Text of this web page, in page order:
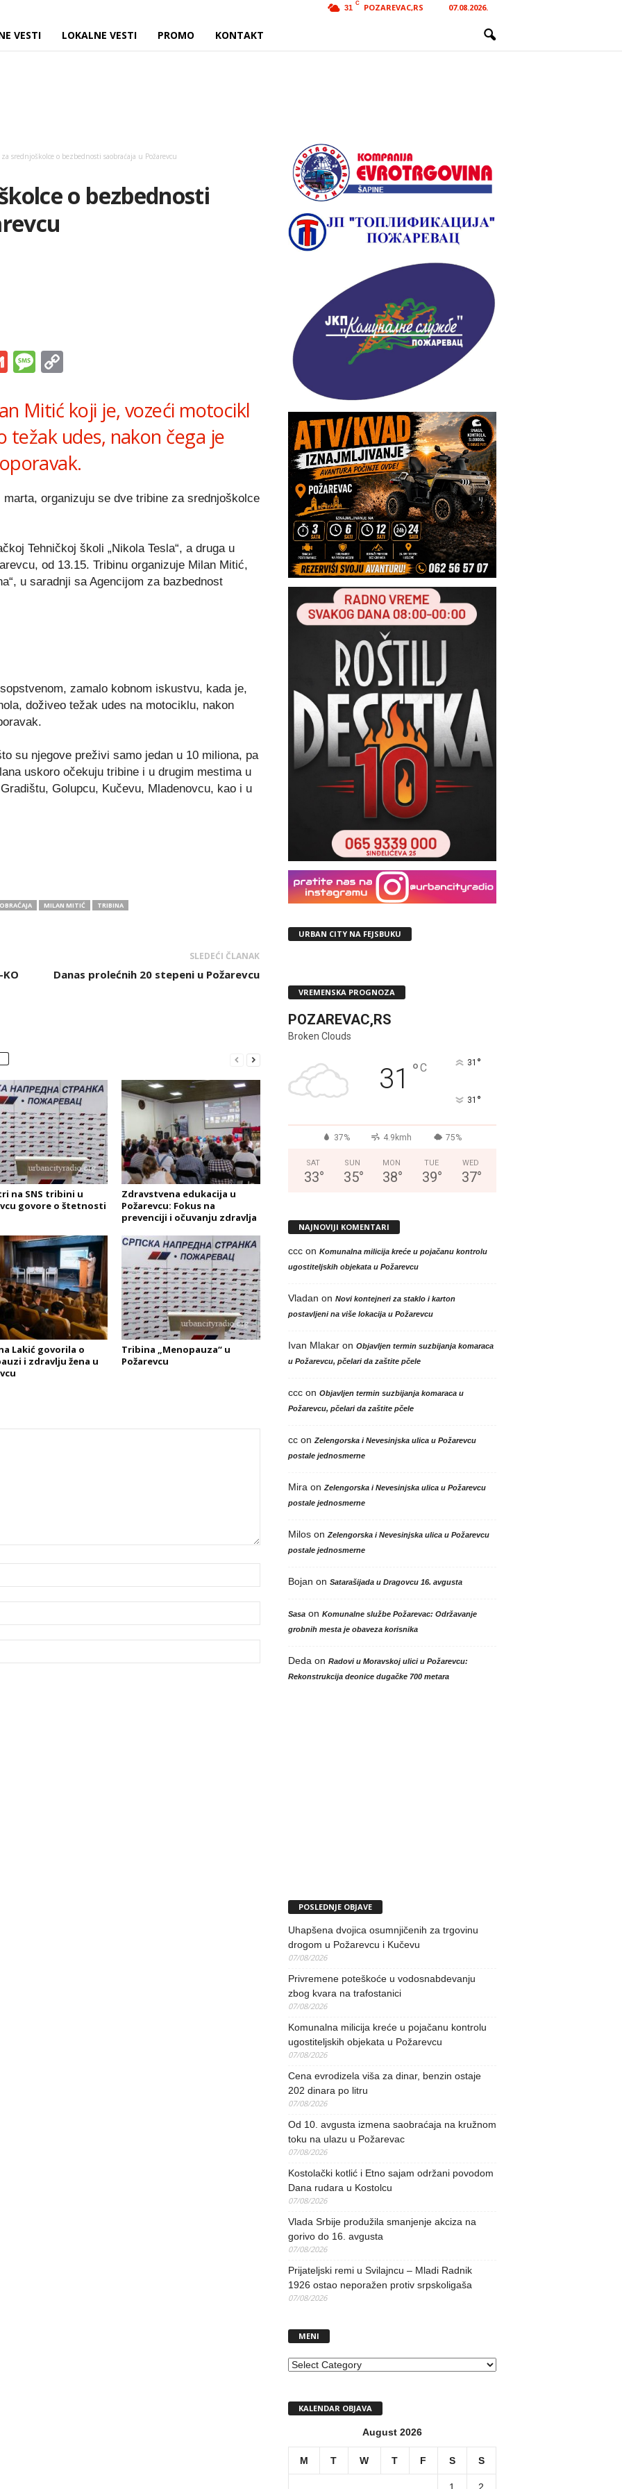
31
C POZAREVAC,RS 07.08.2026.
VESTI LOKALNE VESTI PROMO KONTAKT
srednjoškolce o bezbednosti saobraćaja u Požarevcu
o bezbednosti
GmailMessage
Mitić koji je, vozeći motocikl
težak udes, nakon čega je
organizuju se dve tribine za srednjoškolce
Tehničkoj školi „Nikola Tesla“, a druga u
od 13.15. Tribinu organizuje Milan Mitić,
u saradnji sa Agencijom za bazbednost
zamalo kobnom iskustvu, kada je,
doživeo težak udes na motociklu, nakon
su njegove preživi samo jedan u 10 miliona, pa
uskoro očekuju tribine i u drugim mestima u
Golupcu, Kučevu, Mladenovcu, kao i u
MILAN MITIĆ TRIBINA
SLEDEĆI ČLANAK
Danas prolećnih 20 stepeni u Požarevcu
na SNS tribini u
govore o štetnosti
Zdravstvena edukacija u
Požarevcu: Fokus na
prevenciji i očuvanju zdravlja
Lakić govorila o
i zdravlju žena u
Tribina „Menopauza“ u
Požarevcu
URBAN CITY NA FEJSBUKU
VREMENSKA PROGNOZA
POZAREVAC,RS
Broken Clouds
31 °C 31 °
31 °
37% 4.9kmh 75%
SAT
33°
SUN
35°
MON
38°
TUE
39°
WED
37°
NAJNOVIJI KOMENTARI
cccon Komunalna milicija kreće u pojačanu kontrolu
ugostiteljskih objekata u Požarevcu
Vladan on Novi kontejneri za staklo i karton
postavljeni na više lokacija u Požarevcu
Ivan Mlakaron Objavljen termin suzbijanja komaraca
u Požarevcu, pčelari da zaštite pčele
cccon Objavljen termin suzbijanja komaraca u
Požarevcu, pčelari da zaštite pčele
ccon Zelengorska i Nevesinjska ulica u Požarevcu
postale jednosmerne
Mira on Zelengorska i Nevesinjska ulica u Požarevcu
postale jednosmerne
Miloson Zelengorska i Nevesinjska ulica u Požarevcu
postale jednosmerne
Bojan on Satarašijada u Dragovcu 16. avgusta
Sasaon Komunalne službe Požarevac: Održavanje
grobnih mesta je obaveza korisnika
Deda on Radovi u Moravskoj ulici u Požarevcu:
Rekonstrukcija deonice dugačke 700 metara
POSLEDNJE OBJAVE
Uhapšena dvojica osumnjičenih za trgovinu
drogom u Požarevcu i Kučevu
07/08/2026
Privremene poteškoće u vodosnabdevanju
zbog kvara na trafostanici
07/08/2026
Komunalna milicija kreće u pojačanu kontrolu
ugostiteljskih objekata u Požarevcu
07/08/2026
Cena evrodizela viša za dinar, benzin ostaje
202 dinara po litru
07/08/2026
Od 10. avgusta izmena saobraćaja na kružnom
toku na ulazu u Požarevac
07/08/2026
Kostolački kotlić i Etno sajam održani povodom
Dana rudara u Kostolcu
07/08/2026
Vlada Srbije produžila smanjenje akciza na
gorivo do 16. avgusta
07/08/2026
Prijateljski remi u Svilajncu – Mladi Radnik
1926 ostao neporažen protiv srpskoligaša
07/08/2026
MENI
MENI
KALENDAR OBJAVA
August 2026
M T W T F S S
1 2